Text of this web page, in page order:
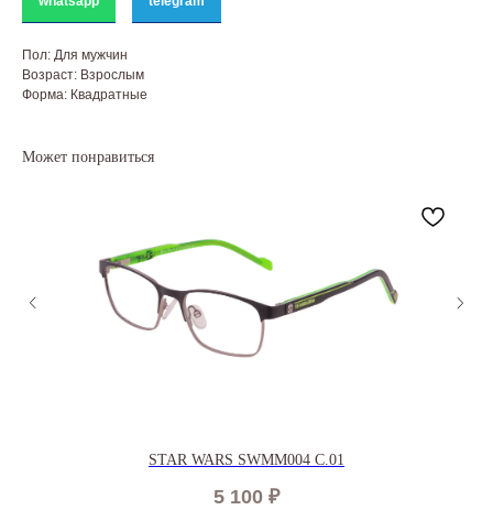
Пол: Для мужчин
Возраст: Взрослым
Форма: Квадратные
Может понравиться
STAR WARS SWMM004 C.01
5 100 ₽